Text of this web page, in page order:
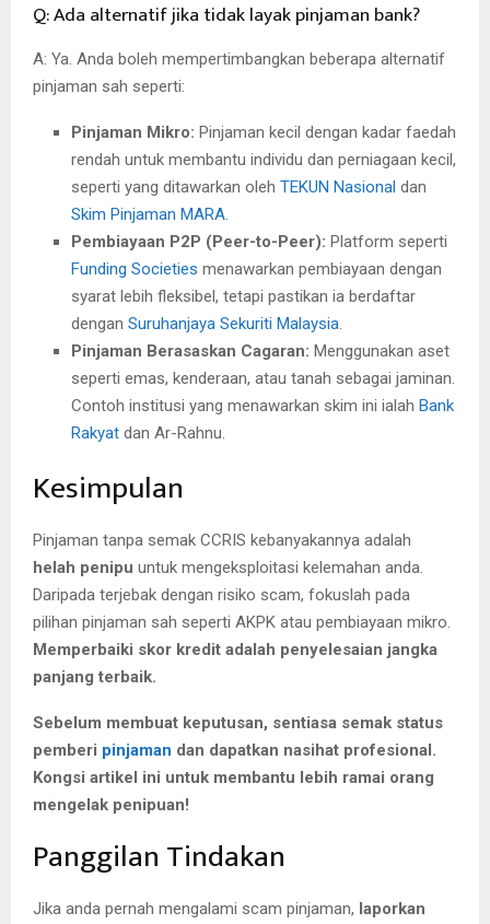
Q: Ada alternatif jika tidak layak pinjaman bank?
A: Ya. Anda boleh mempertimbangkan beberapa alternatif
pinjaman sah seperti:
Pinjaman Mikro: Pinjaman kecil dengan kadar faedah
rendah untuk membantu individu dan perniagaan kecil,
seperti yang ditawarkan oleh TEKUN Nasional dan
Skim Pinjaman MARA
Pembiayaan P2P (Peer-to-Peer): Platform seperti
Funding Societies menawarkan pembiayaan dengan
syarat lebih fleksibel, tetapi pastikan ia berdaftar
dengan Suruhanjaya Sekuriti Malaysia
Pinjaman Berasaskan Cagaran: Menggunakan aset
seperti emas, kenderaan, atau tanah sebagai jaminan.
Contoh institusi yang menawarkan skim ini ialah Bank
Rakyat dan Ar-Rahnu.
Kesimpulan
Pinjaman tanpa semak CCRIS kebanyakannya adalah
helah penipu untuk mengeksploitasi kelemahan anda.
Daripada terjebak dengan risiko scam, fokuslah pada
pilihan pinjaman sah seperti AKPK atau pembiayaan mikro.
Memperbaiki skor kredit adalah penyelesaian jangka
panjang terbaik.
Sebelum membuat keputusan, sentiasa semak status
pemberi pinjaman dan dapatkan nasihat profesional.
Kongsi artikel ini untuk membantu lebih ramai orang
mengelak penipuan!
Panggilan Tindakan
Jika anda pernah mengalami scam pinjaman, laporkan